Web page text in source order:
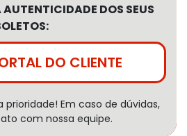
DOS SEUS
DO CLIENTE
prioridade! Em caso de dúvidas,
com nossa equipe.